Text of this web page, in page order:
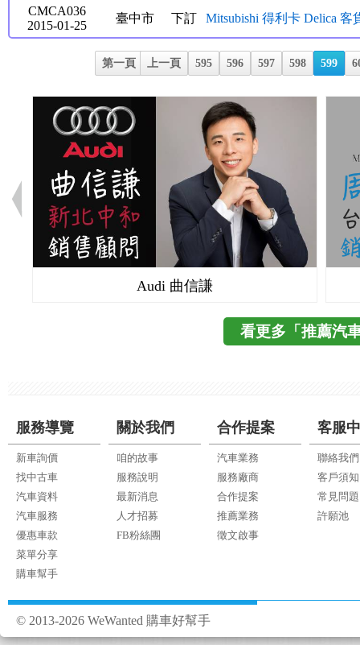
CMCA036
2015-01-25
臺中市 下訂 Mitsubishi 得利卡 Delica 客
第一頁 上一頁 595 596 597 598 599
Audi 曲信謙
看更多「推薦汽
服務導覽
新車詢價
找中古車
汽車資料
汽車服務
優惠車款
菜單分享
購車幫手
關於我們
咱的故事
服務說明
最新消息
人才招募
FB粉絲團
合作提案
汽車業務
服務廠商
合作提案
推薦業務
徵文啟事
客服
聯絡我們
客戶須知
常見問題
許願池
© 2013-2026 WeWanted 購車好幫手